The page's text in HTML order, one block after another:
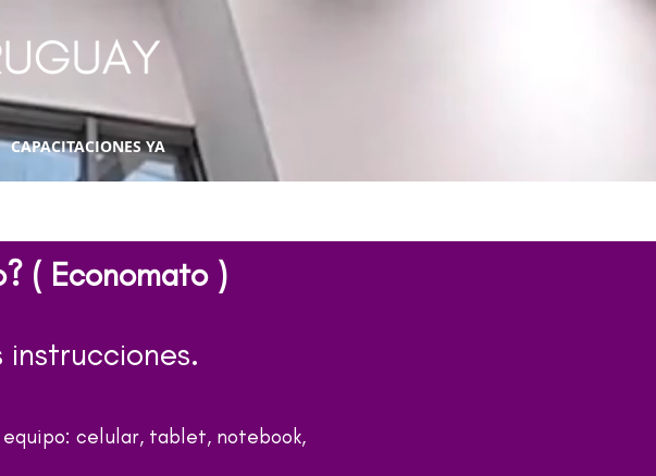
CAPACITACIONES YA
( Economato )
instrucciones.
equipo: celular, tablet, notebook,